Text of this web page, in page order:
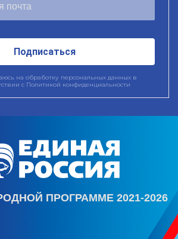
Подписаться
на обработку персональных данных в
с Политикой конфиденциальности
ПРОГРАММЕ 2021-2026